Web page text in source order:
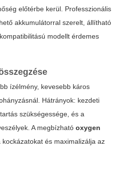
előtérbe kerül. Professzionális
akkumulátorral szerelt, állítható
modellt érdemes
ízélmény, kevesebb káros
Hátrányok: kezdeti
szükségessége, és a
A megbízható oxygen
és maximalizálja az